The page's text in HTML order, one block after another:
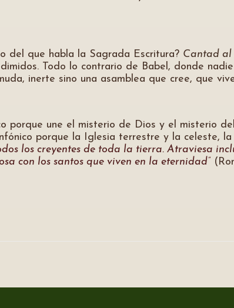
del que habla la Sagrada Escritura? Cantad al
Todo lo contrario de Babel, donde
inerte sino una asamblea que cree, que
porque une el misterio de Dios y el misterio
porque la Iglesia terrestre y la celeste,
los creyentes de toda la tierra. Atraviesa
con los santos que viven en la eternidad”